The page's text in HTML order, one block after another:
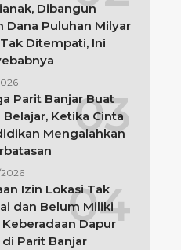
Dibangun
Dana Puluhan Milyar
Ditempati, Ini
Parit Banjar Buat
Belajar, Ketika Cinta
Mengalahkan
Izin Lokasi Tak
dan Belum Miliki
Keberadaan Dapur
di Parit Banjar